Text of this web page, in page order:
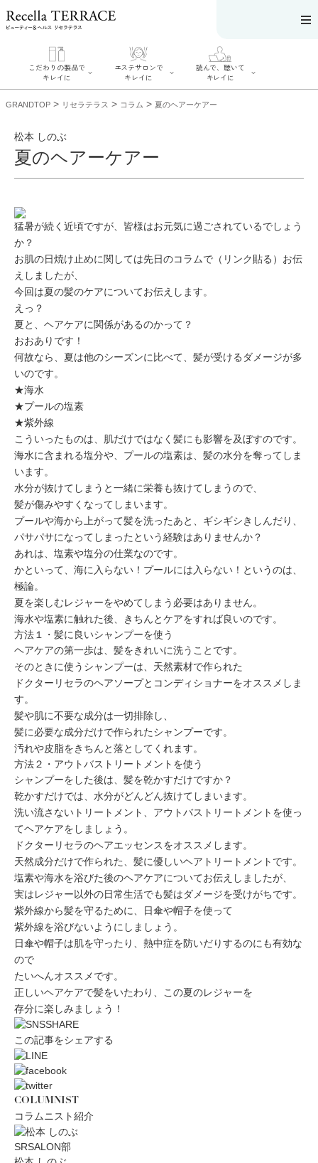
こだわりの製品で
キレイに
SERIES#01 私た
SERIES#02 水へ
のこだわり
SERIES#03 無
添加化粧品につ
いて
エステサロンで
キレイに
を探す
肌改善のプロが
リフティング認
は？
読んで、聴いて
キレイに
読んで、聴いてキ
糖質制限レシピ
ャルコンテンツ
お悩みから記事
ニキビ
のしわ
ミューズへの伝
GRANDTOP > リセラテラス > コラム > 夏のヘアーケアー
松本 しのぶ
夏のヘアーケアー
猛暑が続く近頃ですが、皆様はお元気に過ごされているでしょう
か？
お肌の日焼け止めに関しては先日のコラムで（リンク貼る）お伝
えしましたが、
今回は夏の髪のケアについてお伝えします。
えっ？
夏と、ヘアケアに関係があるのかって？
おおありです！
何故なら、夏は他のシーズンに比べて、髪が受けるダメージが多
いのです。
★海水
★プールの塩素
★紫外線
こういったものは、肌だけではなく髪にも影響を及ぼすのです。
海水に含まれる塩分や、プールの塩素は、髪の水分を奪ってしま
います。
水分が抜けてしまうと一緒に栄養も抜けてしまうので、
髪が傷みやすくなってしまいます。
プールや海から上がって髪を洗ったあと、ギシギシきしんだり、
パサパサになってしまったという経験はありませんか？
あれは、塩素や塩分の仕業なのです。
かといって、海に入らない！プールには入らない！というのは、
極論。
夏を楽しむレジャーをやめてしまう必要はありません。
海水や塩素に触れた後、きちんとケアをすれば良いのです。
方法１・髪に良いシャンプーを使う
ヘアケアの第一歩は、髪をきれいに洗うことです。
そのときに使うシャンプーは、天然素材で作られた
ドクターリセラのヘアソープとコンディショナーをオススメしま
す。
髪や肌に不要な成分は一切排除し、
髪に必要な成分だけで作られたシャンプーです。
汚れや皮脂をきちんと落としてくれます。
方法２・アウトバストリートメントを使う
シャンプーをした後は、髪を乾かすだけですか？
乾かすだけでは、水分がどんどん抜けてしまいます。
洗い流さないトリートメント、アウトバストリートメントを使っ
てヘアケアをしましょう。
ドクターリセラのヘアエッセンスをオススメします。
天然成分だけで作られた、髪に優しいヘアトリートメントです。
塩素や海水を浴びた後のヘアケアについてお伝えしましたが、
実はレジャー以外の日常生活でも髪はダメージを受けがちです。
紫外線から髪を守るために、日傘や帽子を使って
紫外線を浴びないようにしましょう。
日傘や帽子は肌を守ったり、熱中症を防いだりするのにも有効な
ので
たいへんオススメです。
正しいヘアケアで髪をいたわり、この夏のレジャーを
存分に楽しみましょう！
この記事をシェアする
COLUMNIST
コラムニスト紹介
SRSALON部